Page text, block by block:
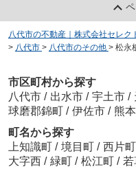
八代市の不動産｜株式会社セレク
> 八代市 > 八代市のその他 > 松永
市区町村から探す
八代市 / 出水市 / 宇土市 /
球磨郡錦町 / 伊佐市 / 熊
町名から探す
上知識町 / 境目町 / 西片町
大字西 / 緑町 / 松江町 /